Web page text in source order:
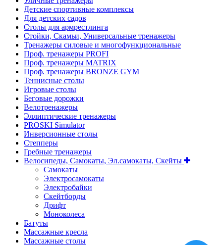
Детские спортивные комплексы
Для детских садов
Столы для армрестлинга
Стойки, Скамьи, Универсальные тренажеры
Тренажеры силовые и многофункциональные
Проф. тренажеры PROFI
Проф. тренажеры MATRIX
Проф. тренажеры BRONZE GYM
Теннисные столы
Игровые столы
Беговые дорожки
Велотренажеры
Эллиптические тренажеры
PROSKI Simulator
Инверсионные столы
Степперы
Гребные тренажеры
Велосипеды, Самокаты, Эл.самокаты, Скейты
Самокаты
Электросамокаты
Электробайки
Скейтборды
Дрифт
Моноколеса
Батуты
Массажные кресла
Массажные столы